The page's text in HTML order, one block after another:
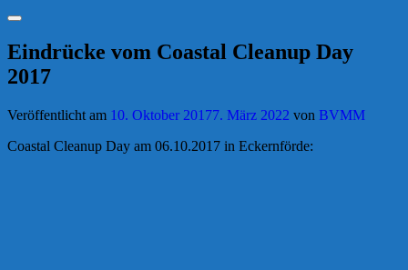
Suchen
Eindrücke vom Coastal Cleanup Day
2017
Veröffentlicht am 10. Oktober 20177. März 2022 von BVMM
Coastal Cleanup Day am 06.10.2017 in Eckernförde: